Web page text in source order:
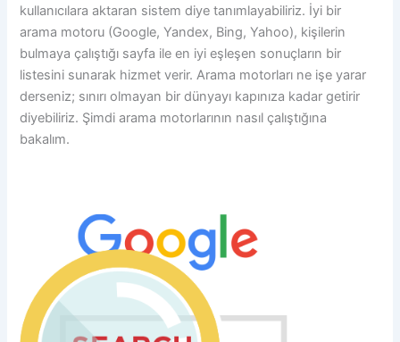
kullanıcılara aktaran sistem diye tanımlayabiliriz. İyi bir
arama motoru (Google, Yandex, Bing, Yahoo), kişilerin
bulmaya çalıştığı sayfa ile en iyi eşleşen sonuçların bir
listesini sunarak hizmet verir. Arama motorları ne işe yarar
derseniz; sınırı olmayan bir dünyayı kapınıza kadar getirir
diyebiliriz. Şimdi arama motorlarının nasıl çalıştığına
bakalım.